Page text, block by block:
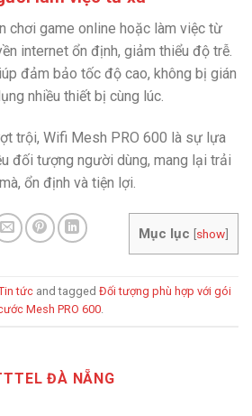
chơi game online hoặc làm việc từ
internet ổn định, giảm thiểu độ trễ.
đảm bảo tốc độ cao, không bị gián
nhiều thiết bị cùng lúc.
trội, Wifi Mesh PRO 600 là sự lựa
đối tượng người dùng, mang lại trải
ổn định và tiện lợi.
Mục lục [show]
tức and tagged Đối tượng phù hợp với gói
Mesh PRO 600.
ĐÀ NẴNG